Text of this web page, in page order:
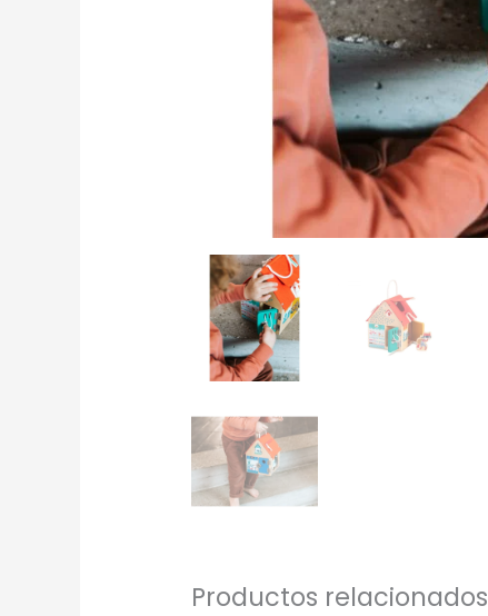
Productos relacionados